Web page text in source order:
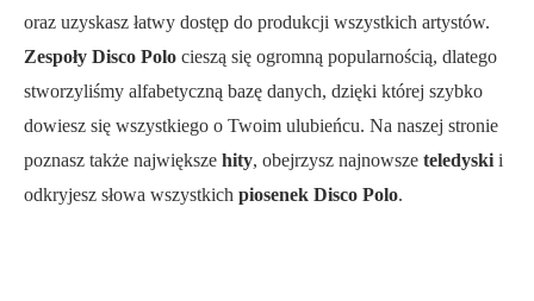
oraz uzyskasz łatwy dostęp do produkcji wszystkich artystów.
Zespoły Disco Polo cieszą się ogromną popularnością, dlatego
stworzyliśmy alfabetyczną bazę danych, dzięki której szybko
dowiesz się wszystkiego o Twoim ulubieńcu. Na naszej stronie
poznasz także największe hity, obejrzysz najnowsze teledyski i
odkryjesz słowa wszystkich piosenek Disco Polo.